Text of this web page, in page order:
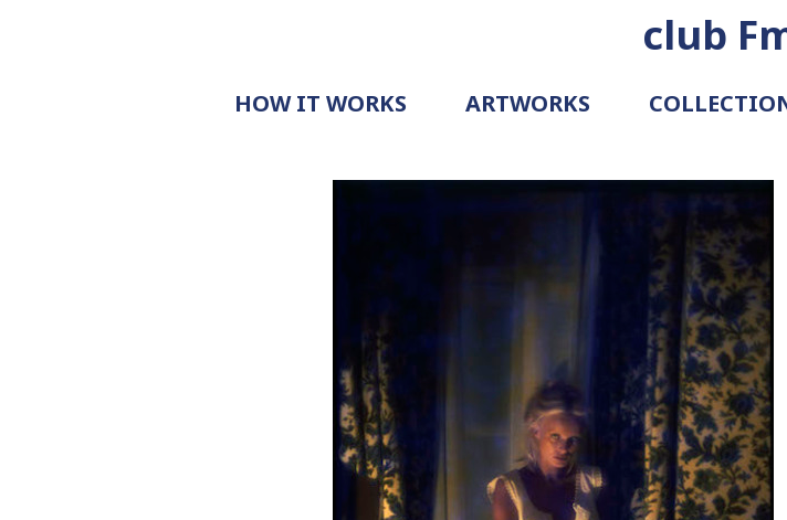
club
HOW IT WORKS
ARTWORKS
GALLERY